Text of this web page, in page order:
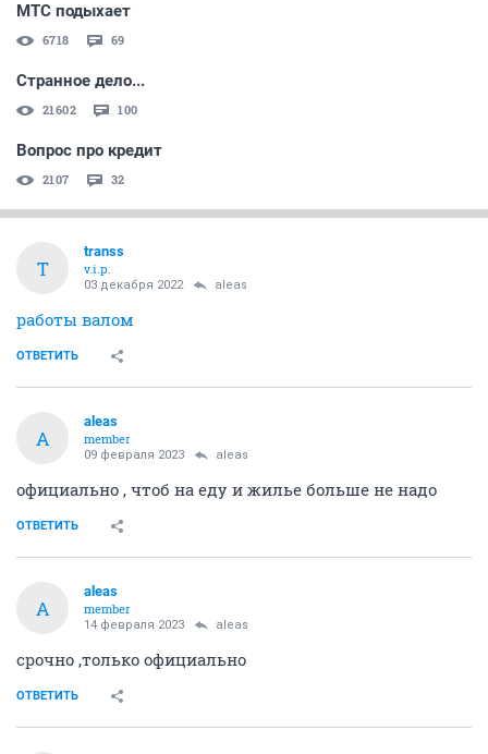
МТС подыхает
6718 69
Cтранное дело...
21602 100
Вопрос про кредит
2107 32
T
transs
v.i.p.
03 декабря 2022 aleas
работы валом
ОТВЕТИТЬ
A
aleas
member
09 февраля 2023 aleas
официально , чтоб на еду и жилье больше не надо
ОТВЕТИТЬ
A
aleas
member
14 февраля 2023 aleas
срочно ,только официально
ОТВЕТИТЬ